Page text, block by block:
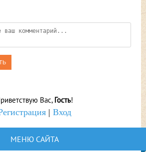
Вас, Гость!
| Вход
МЕНЮ САЙТА